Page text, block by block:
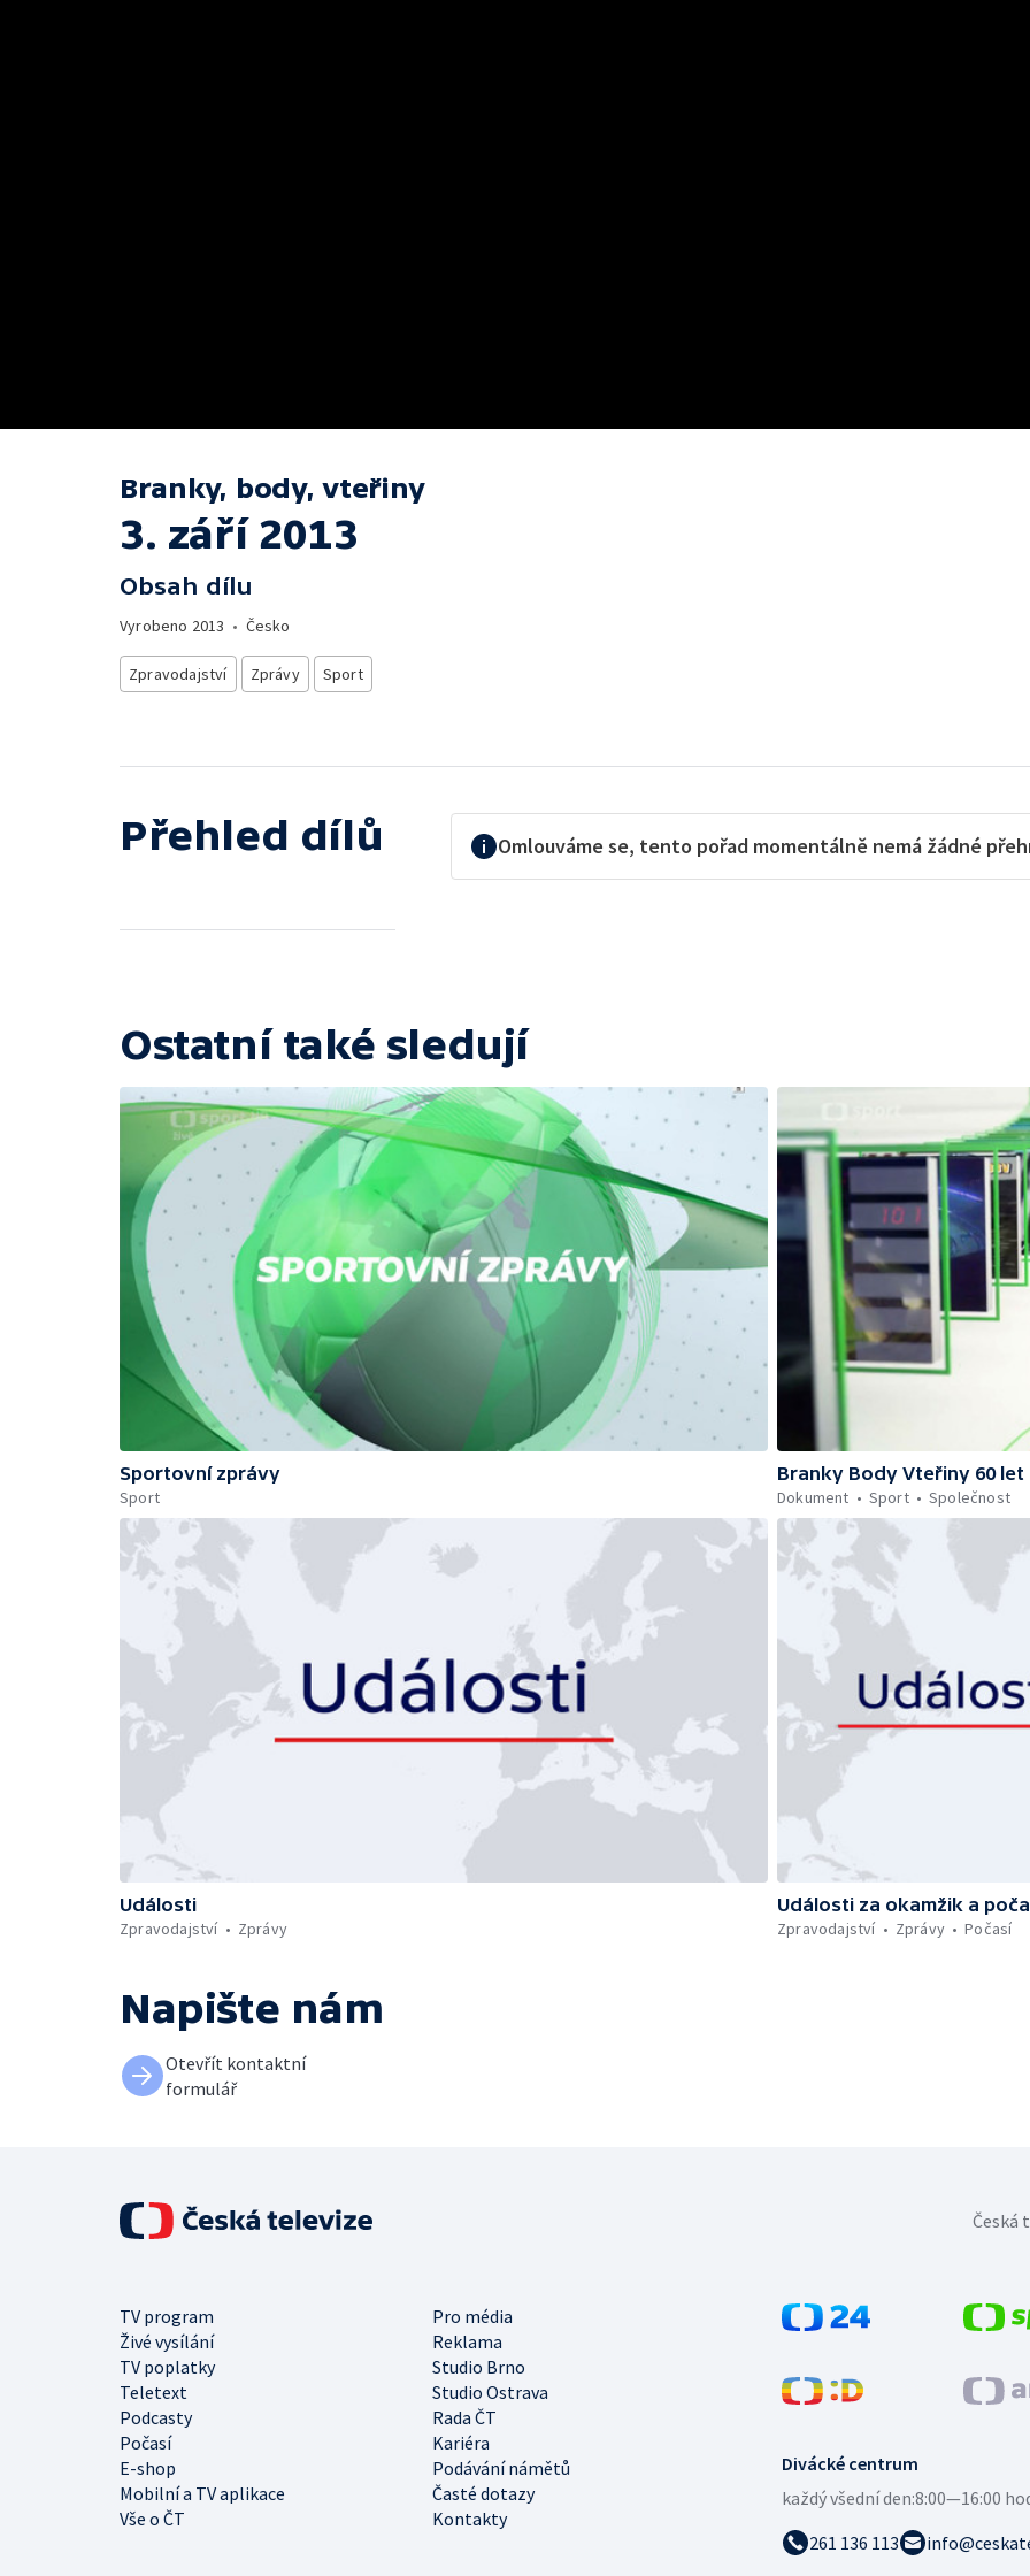
Branky, body, vteřiny
3. září 2013
Obsah dílu
Vyrobeno 2013 • Česko
Zpravodajství Zprávy Sport
Přehled dílů Omlouváme se, tento pořad momentálně nemá žádné
Ostatní také sledují
Sportovní zprávy
Sport
Branky Body Vteřiny 60 let
Dokument
Sport Společnost
Události
Zpravodajství
Zprávy
Události za okamžik a
Zpravodajství
Zprávy Počasí
Napište nám
Otevřít kontaktní
formulář
Divácké centrum
každý všední den:8:00—16:00
261 136 113
TV program
Pro média
Živé vysílání
Reklama
TV poplatky
Studio Brno
Teletext
Studio Ostrava
Podcasty
Rada ČT
Počasí
Kariéra
E-shop
Podávání námětů
Mobilní a TV aplikace
Časté dotazy
Vše o ČT
Kontakty
Česká